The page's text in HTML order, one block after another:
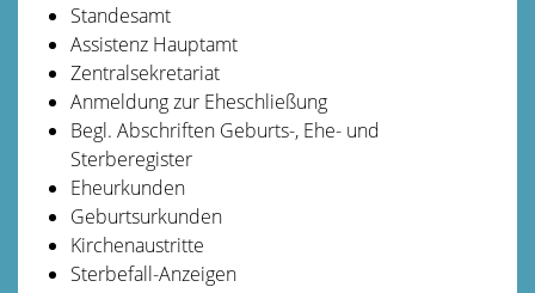
Standesamt
Assistenz Hauptamt
Zentralsekretariat
Anmeldung zur Eheschließung
Begl. Abschriften Geburts-, Ehe- und
Sterberegister
Eheurkunden
Geburtsurkunden
Kirchenaustritte
Sterbefall-Anzeigen